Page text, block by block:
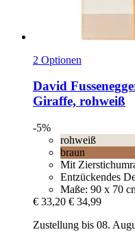
2 Optionen
David
Giraffe, rohweiß
-5%
rohweiß
braun
Mit
Entzückendes
Maße: 90 x 70
€ 33,20 € 34,99
Zustellung bis 08.